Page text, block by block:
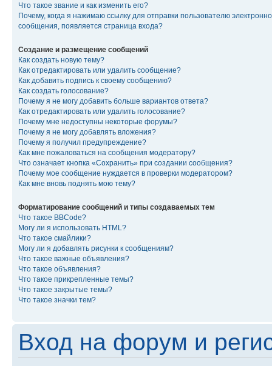
Что такое звание и как изменить его?
Почему, когда я нажимаю ссылку для отправки пользователю
сообщения, появляется страница входа?
Создание и размещение сообщений
Как создать новую тему?
Как отредактировать или удалить сообщение?
Как добавить подпись к своему сообщению?
Как создать голосование?
Почему я не могу добавить больше вариантов ответа?
Как отредактировать или удалить голосование?
Почему мне недоступны некоторые форумы?
Почему я не могу добавлять вложения?
Почему я получил предупреждение?
Как мне пожаловаться на сообщения модератору?
Что означает кнопка «Сохранить» при создании сообщения?
Почему мое сообщение нуждается в проверки модератором?
Как мне вновь поднять мою тему?
Форматирование сообщений и типы создаваемых тем
Что такое BBCode?
Могу ли я использовать HTML?
Что такое смайлики?
Могу ли я добавлять рисунки к сообщениям?
Что такое важные объявления?
Что такое объявления?
Что такое прикрепленные темы?
Что такое закрытые темы?
Что такое значки тем?
Вход на форум и